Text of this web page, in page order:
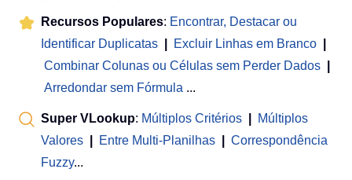
Recursos Populares: Encontrar, Destacar ou
Identificar Duplicatas
Excluir Linhas em Branco
Combinar Colunas ou Células sem Perder Dados
Arredondar sem Fórmula ...
Super VLookup: Múltiplos Critérios
Múltiplos
Valores
Entre Multi-Planilhas
Correspondência
Fuzzy...